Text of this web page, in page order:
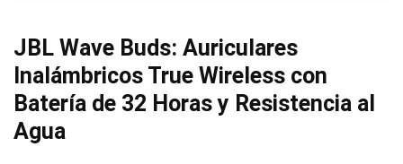
JBL Wave Buds: Auriculares
Inalámbricos True Wireless con
Batería de 32 Horas y Resistencia al
Agua